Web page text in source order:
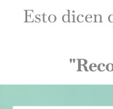
Esto dicen